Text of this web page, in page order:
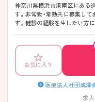
神奈川県横浜市港南区にある
す。非常勤・常勤共に募集し
す。健診の経験を生したい方
お気に入り
医療法人社団成
求